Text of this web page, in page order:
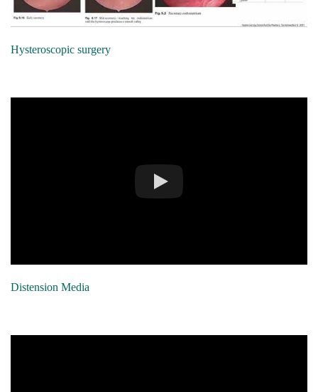
Hysteroscopic surgery
Distension Media